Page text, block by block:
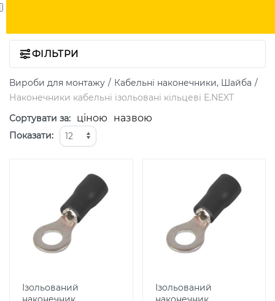
ФІЛЬТРИ
Вироби для монтажу
Кабельні наконечники, Шайба
Наконечники кабельні ізольовані кільцеві E.NEXT
Сортувати за: ціною назвою
Показати:
Ізольований
Ізольований